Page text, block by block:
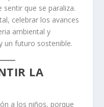
que se paraliza.
celebrar los avances
ambiental y
un futuro sostenible.
LA
a los niños, porque